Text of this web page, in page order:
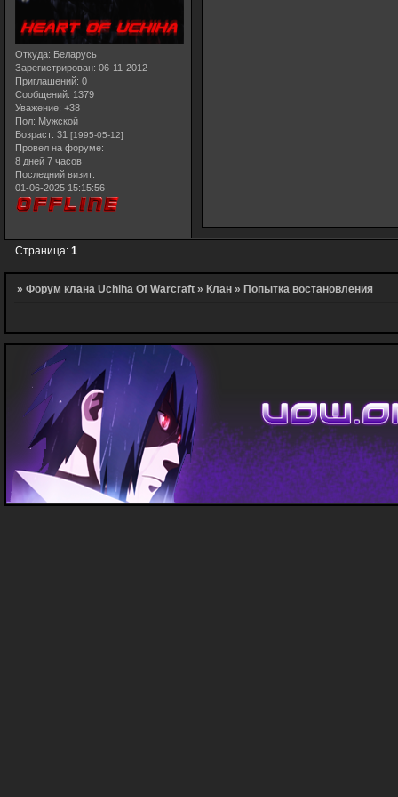
Откуда: Беларусь
Зарегистрирован: 06-11-2012
Приглашений: 0
Сообщений: 1379
Уважение: +38
Пол: Мужской
Возраст: 31 [1995-05-12]
Провел на форуме:
8 дней 7 часов
Последний визит:
01-06-2025 15:15:56
Страница:1
»Форум клана Uchiha Of Warcraft »Клан »Попытка востановления